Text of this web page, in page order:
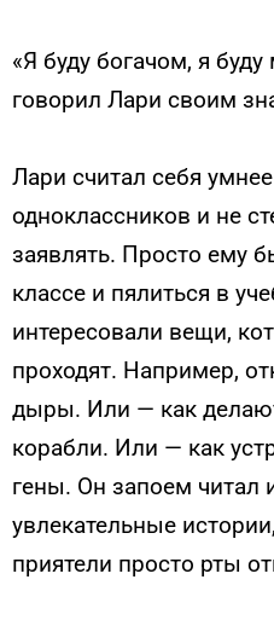
«Я буду богачом, я
говорил Лари своим
Лари считал себя
одноклассников и не
заявлять. Просто ему
классе и пялиться в
интересовали вещи,
проходят. Например,
дыры. Или — как
корабли. Или — как
гены. Он запоем читал
увлекательные
приятели просто рты